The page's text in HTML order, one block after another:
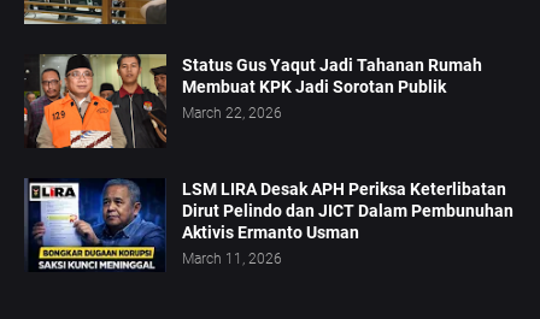
Status Gus Yaqut Jadi Tahanan Rumah
Membuat KPK Jadi Sorotan Publik
March 22, 2026
LSM LIRA Desak APH Periksa Keterlibatan
Dirut Pelindo dan JICT Dalam Pembunuhan
Aktivis Ermanto Usman
March 11, 2026